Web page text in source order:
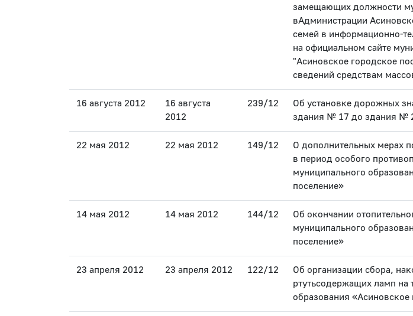
замещающих должности
вАдминистрации
семей в информационно-
на официальном сайте
"Асиновское городское
сведений средствам
16 августа 2012
16 августа
2012
239/12
Об установке дорожных
здания № 17 до здания №
22 мая 2012 22 мая 2012 149/12
О дополнительных мерах
в период особого
муниципального
поселение»
14 мая 2012 14 мая 2012 144/12
Об окончании
муниципального
поселение»
23 апреля 2012 23 апреля 2012 122/12
Об организации сбора,
ртутьсодержащих ламп на
образования «Асиновское